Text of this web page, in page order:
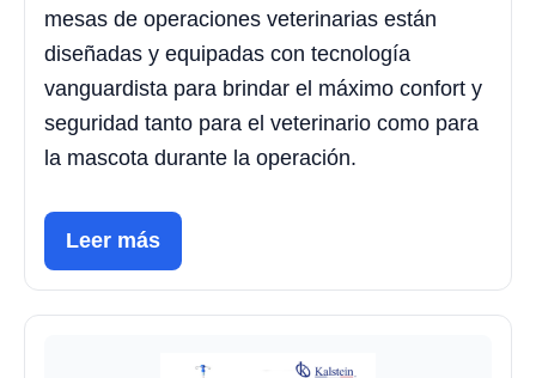
mesas de operaciones veterinarias están
diseñadas y equipadas con tecnología
vanguardista para brindar el máximo confort y
seguridad tanto para el veterinario como para
la mascota durante la operación.
Leer más